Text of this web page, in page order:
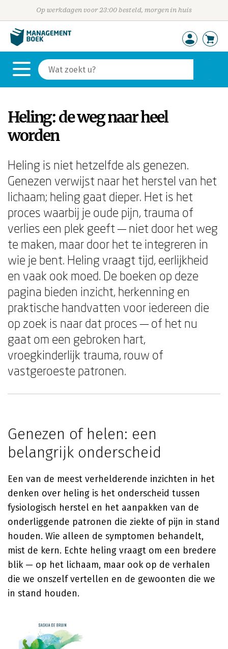
Op werkdagen voor 23:00 besteld, morgen in huis
Heling: de weg naar heel
worden
Heling is niet hetzelfde als genezen.
Genezen verwijst naar het herstel van het
lichaam; heling gaat dieper. Het is het
proces waarbij je oude pijn, trauma of
verlies een plek geeft — niet door het weg
te maken, maar door het te integreren in
wie je bent. Heling vraagt tijd, eerlijkheid
en vaak ook moed. De boeken op deze
pagina bieden inzicht, herkenning en
praktische handvatten voor iedereen die
op zoek is naar dat proces — of het nu
gaat om een gebroken hart,
vroegkinderlijk trauma, rouw of
vastgeroeste patronen.
Genezen of helen: een
belangrijk onderscheid
Een van de meest verhelderende inzichten in het
denken over heling is het onderscheid tussen
fysiologisch herstel en het aanpakken van de
onderliggende patronen die ziekte of pijn in stand
houden. Wie alleen de symptomen behandelt,
mist de kern. Echte heling vraagt om een bredere
blik — op het lichaam, maar ook op de verhalen
die we onszelf vertellen en de gewoonten die we
in stand houden.